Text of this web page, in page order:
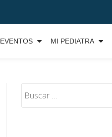
EVENTOS MI PEDIATRA